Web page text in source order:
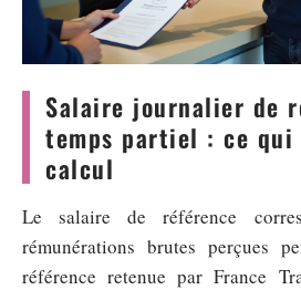
Salaire journalier de
temps partiel : ce qui
calcul
Le salaire de référence
rémunérations brutes perçues
référence retenue par France